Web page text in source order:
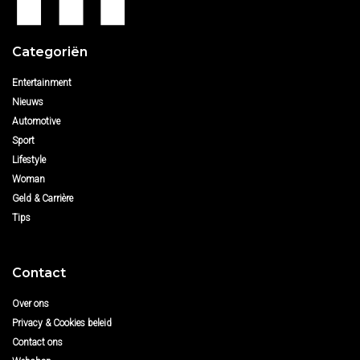
Categoriën
Entertainment
Nieuws
Automotive
Sport
Lifestyle
Woman
Geld & Carrière
Tips
Contact
Over ons
Privacy & Cookies beleid
Contact ons